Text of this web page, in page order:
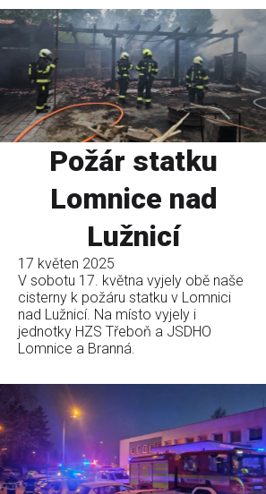
Požár statku
Lomnice nad
Lužnicí
17 květen 2025
V sobotu 17. května vyjely obě naše
cisterny k požáru statku v Lomnici
nad Lužnicí. Na místo vyjely i
jednotky HZS Třeboň a JSDHO
Lomnice a Branná.